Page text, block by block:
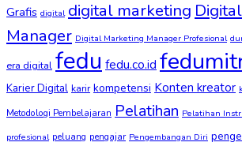
Grafis digital digital marketing
Manager Digital Marketing Manager Profesional
era digital fedu fedu.co.id
Karier Digital karir kompetensi Konten kreator
Metodologi Pembelajaran Pelatihan Pelatihan
profesional peluang pengajar Pengembangan Diri